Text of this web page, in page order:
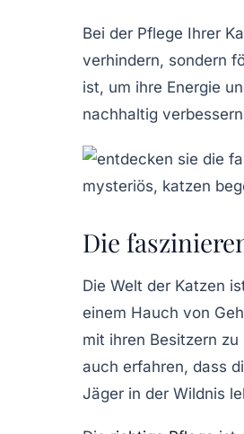
Bei der Pflege Ihrer
verhindern, sondern
ist, um ihre Energie
nachhaltig
Die
Die Welt der Katzen
einem Hauch von
mit ihren Besitzern
auch erfahren, dass
Jäger in der Wildnis